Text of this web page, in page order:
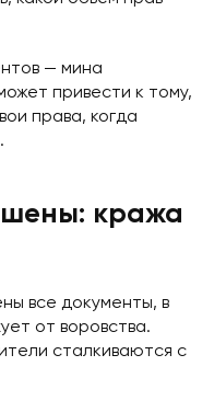
— мина
привести к тому,
права, когда
кража
все документы, в
от воровства.
сталкиваются с